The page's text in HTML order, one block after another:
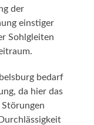
der
einstiger
Sohlgleiten
bedarf
da hier das